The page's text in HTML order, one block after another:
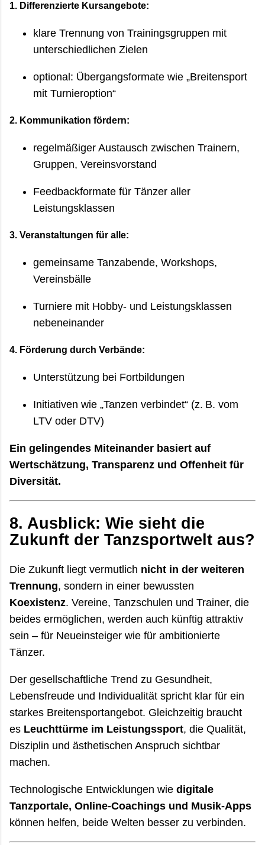
1. Differenzierte Kursangebote:
klare Trennung von Trainingsgruppen mit
unterschiedlichen Zielen
optional: Übergangsformate wie „Breitensport
mit Turnieroption“
2. Kommunikation fördern:
regelmäßiger Austausch zwischen Trainern,
Gruppen, Vereinsvorstand
Feedbackformate für Tänzer aller
Leistungsklassen
3. Veranstaltungen für alle:
gemeinsame Tanzabende, Workshops,
Vereinsbälle
Turniere mit Hobby- und Leistungsklassen
nebeneinander
4. Förderung durch Verbände:
Unterstützung bei Fortbildungen
Initiativen wie „Tanzen verbindet“ (z. B. vom
LTV oder DTV)
Ein gelingendes Miteinander basiert auf
Wertschätzung, Transparenz und Offenheit für
Diversität.
8. Ausblick: Wie sieht die
Zukunft der Tanzsportwelt aus?
Die Zukunft liegt vermutlich nicht in der weiteren
Trennung, sondern in einer bewussten
Koexistenz. Vereine, Tanzschulen und Trainer, die
beides ermöglichen, werden auch künftig attraktiv
sein – für Neueinsteiger wie für ambitionierte
Tänzer.
Der gesellschaftliche Trend zu Gesundheit,
Lebensfreude und Individualität spricht klar für ein
starkes Breitensportangebot. Gleichzeitig braucht
es Leuchttürme im Leistungssport, die Qualität,
Disziplin und ästhetischen Anspruch sichtbar
machen.
Technologische Entwicklungen wie digitale
Tanzportale, Online-Coachings und Musik-Apps
können helfen, beide Welten besser zu verbinden.